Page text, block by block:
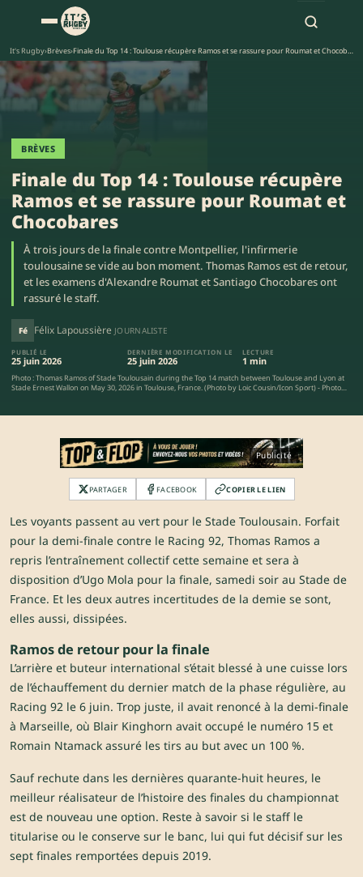
It's Rugby›Brèves› Finale du Top 14 : Toulouse récupère Ramos et se rassure pour Roumat et Chocobares
BRÈVES
Finale du Top 14 : Toulouse récupère
Ramos et se rassure pour Roumat et
Chocobares
À trois jours de la finale contre Montpellier, l'infirmerie
toulousaine se vide au bon moment. Thomas Ramos est de retour,
et les examens d'Alexandre Roumat et Santiago Chocobares ont
rassuré le staff.
Fé Félix Lapoussière JOURNALISTE
PUBLIÉ LE
25 juin 2026
DERNIÈRE MODIFICATION LE
25 juin 2026
LECTURE
1 min
Photo : Thomas Ramos of Stade Toulousain during the Top 14 match between Toulouse and Lyon at
Stade Ernest Wallon on May 30, 2026 in Toulouse, France. (Photo by Loic Cousin/Icon Sport) - Photo
Publicité
Les voyants passent au vert pour le Stade Toulousain. Forfait
pour la demi-finale contre le Racing 92, Thomas Ramos a
repris l’entraînement collectif cette semaine et sera à
disposition d’Ugo Mola pour la finale, samedi soir au Stade de
France. Et les deux autres incertitudes de la demie se sont,
elles aussi, dissipées.
Ramos de retour pour la finale
L’arrière et buteur international s’était blessé à une cuisse lors
de l’échauffement du dernier match de la phase régulière, au
Racing 92 le 6 juin. Trop juste, il avait renoncé à la demi-finale
à Marseille, où Blair Kinghorn avait occupé le numéro 15 et
Romain Ntamack assuré les tirs au but avec un 100 %.
Sauf rechute dans les dernières quarante-huit heures, le
meilleur réalisateur de l’histoire des finales du championnat
est de nouveau une option. Reste à savoir si le staff le
titularise ou le conserve sur le banc, lui qui fut décisif sur les
sept finales remportées depuis 2019.
PARTAGER FACEBOOK COPIER LE LIEN